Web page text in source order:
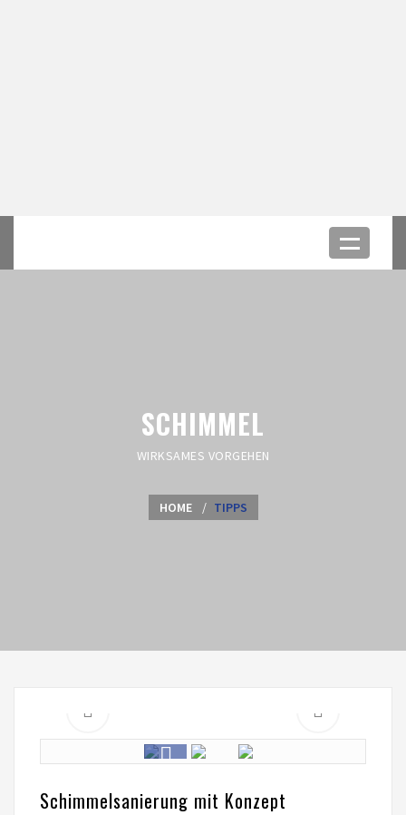
SCHIMMEL
WIRKSAMES VORGEHEN
HOME TIPPS
Schimmelsanierung mit Konzept